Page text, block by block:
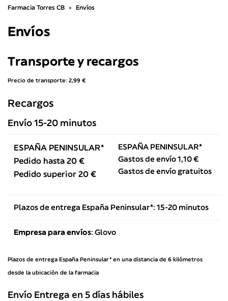
Farmacia Torres CB Envíos
Envíos
Transporte y recargos
Precio de transporte: 2,99 €
Recargos
Envío 15-20 minutos
ESPAÑA PENINSULAR*
Pedido hasta 20 €
Pedido superior 20 €
ESPAÑA PENINSULAR*
Gastos de envío 1,10 €
Gastos de envío gratuitos
Plazos de entrega España Peninsular*: 15-20 minutos
Empresa para envíos: Glovo
Plazos de entrega España Peninsular* en una distancia de 6 kilómetros
desde la ubicación de la farmacia
Envío Entrega en 5 días hábiles